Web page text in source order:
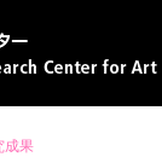
成果